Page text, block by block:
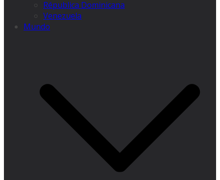
Républica Dominicana
Venezuela
Mundo